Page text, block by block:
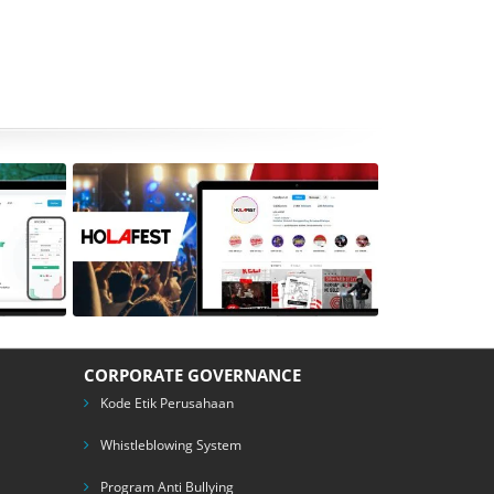
Digital Campaigns and Social Media
CORPORATE GOVERNANCE
Kode Etik Perusahaan
Whistleblowing System
Program Anti Bullying